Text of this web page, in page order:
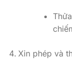
Xin phép và